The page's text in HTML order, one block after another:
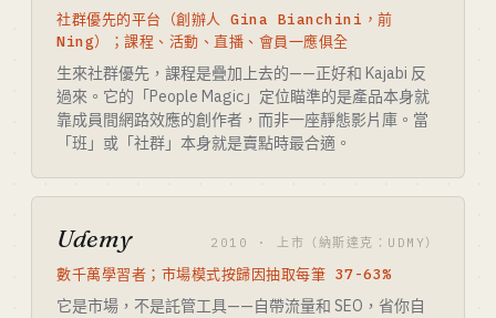
社群優先的平台（創辦人 Gina Bianchini，前
Ning）；課程、活動、直播、會員一應俱全
生來社群優先，課程是疊加上去的——正好和 Kajabi 反
過來。它的「People Magic」定位瞄準的是產品本身就
靠成員間網路效應的創作者，而非一座靜態影片庫。當
「班」或「社群」本身就是賣點時最合適。
Udemy 2010 · 上市（納斯達克：UDMY）
數千萬學習者；市場模式按歸因抽取每筆 37-63%
它是市場，不是託管工具——自帶流量和 SEO，省你自